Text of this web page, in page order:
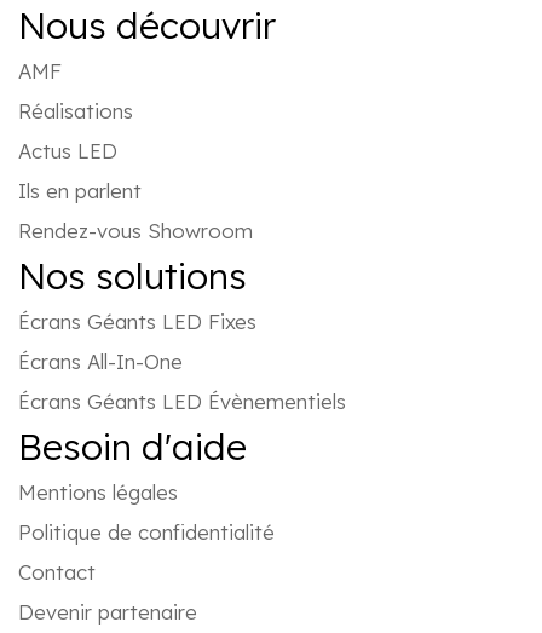
Nous découvrir
AMF
Réalisations
Actus LED
Ils en parlent
Rendez-vous Showroom
Nos solutions
Écrans Géants LED Fixes
Écrans All-In-One
Écrans Géants LED Évènementiels
Besoin d'aide
Mentions légales
Politique de confidentialité
Contact
Devenir partenaire